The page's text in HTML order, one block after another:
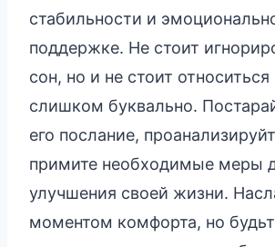
стабильности и
поддержке. Не стоит
сон, но и не стоит
слишком буквально.
его послание,
примите необходимые меры
улучшения своей жизни.
моментом комфорта, но